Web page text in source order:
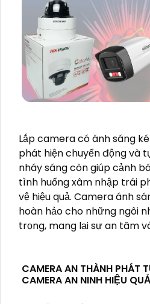
Lắp camera có ánh sáng
phát hiện chuyển động và
nháy sáng còn giúp cảnh
tình huống xâm nhập trái
vệ hiệu quả. Camera ánh
hoàn hảo cho những ngôi
trọng, mang lại sự an tâm
CAMERA AN THÀNH PHÁT
CAMERA AN NINH HIỆU QUẢ